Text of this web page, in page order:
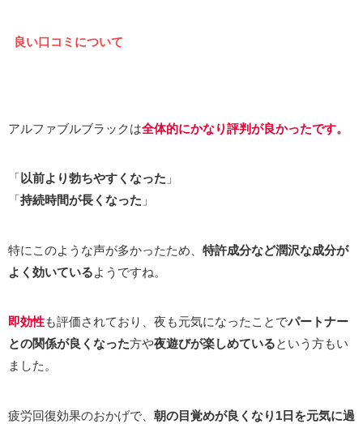
良い口コミについて
アルファブルブラックは全体的にかなり評判が良かったです。
「 以前より勃ちやすくなった 」
「 持続時間が長くなった 」
特にこのような声が多かったため、 特許成分など潤沢な成分が
よく効いているようですね。
即効性も評価されており、夜も元気になったことでパートナー
との関係が良くなった方や夜遊びが楽しめているという方もい
ました。
疲労回復効果のおかげで、 朝の目覚めが良くなり1日を元気に過